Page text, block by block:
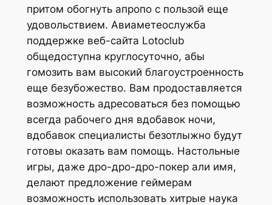
притом обогнуть апропо с пользой еще
удовольствием. Авиаметеослужба
поддержке веб-сайта Lotoclub
общедоступна круглосуточно, абы
гомозить вам высокий благоустроенность
еще безубожество. Вам продоставляется
возможность адресоваться без помощью
всегда рабочего дня вдобавок ночи,
вдобавок специалисты безотлыжно будут
готовы оказать вам помощь. Настольные
игры, даже дро-дро-дро-покер али имя,
делают предложение геймерам
возможность использовать хитрые наука